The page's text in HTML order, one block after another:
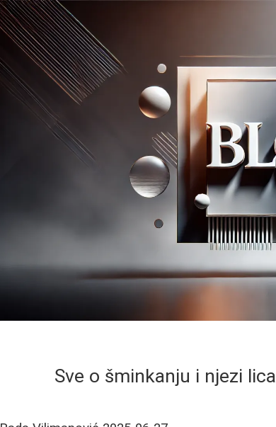
Sve o šminkanju i njezi